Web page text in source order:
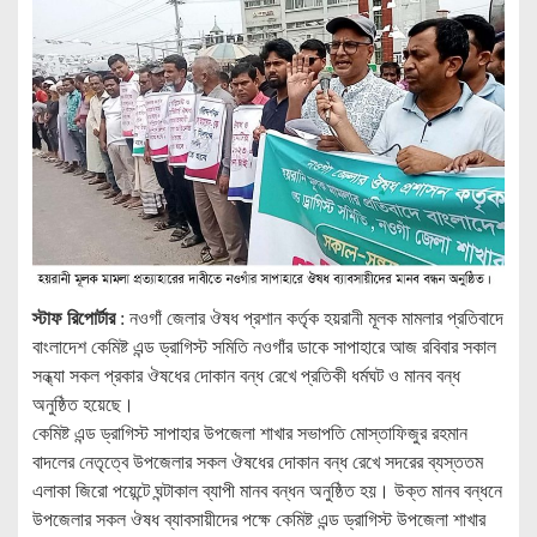
স্টাফ রিপোর্টার: নওগাঁ জেলার ঔষধ প্রশান কর্তৃক হয়রানী মূলক মামলার প্রতিবাদে
বাংলাদেশ কেমিষ্ট এন্ড ড্রাগিস্ট সমিতি নওগাঁর ডাকে সাপাহারে আজ রবিবার সকাল
সন্ধ্যা সকল প্রকার ঔষধের দোকান বন্ধ রেখে প্রতিকী ধর্মঘট ও মানব বন্ধ
অনুষ্ঠিত হয়েছে।
কেমিষ্ট এন্ড ড্রাগিস্ট সাপাহার উপজেলা শাখার সভাপতি মোস্তাফিজুর রহমান
বাদলের নেতৃত্বে উপজেলার সকল ঔষধের দোকান বন্ধ রেখে সদরের ব্যস্ততম
এলাকা জিরো পয়েন্টে ঘন্টাকাল ব্যাপী মানব বন্ধন অনুষ্ঠিত হয়। উক্ত মানব বন্ধনে
উপজেলার সকল ঔষধ ব্যাবসায়ীদের পক্ষে কেমিষ্ট এন্ড ড্রাগিস্ট উপজেলা শাখার